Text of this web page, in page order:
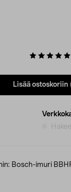
Lisää ostoskoriin
Bosch-imuri